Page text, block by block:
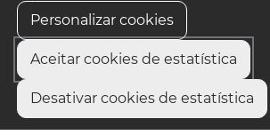
Personalizar cookies
Aceitar cookies de estatística
Desativar cookies de estatística
Início
Arte Nova inspira iluminação de Natal